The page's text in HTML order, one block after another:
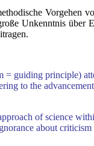
Vorgehen
Unkenntnis über
= guiding principle)
to the
of science
about